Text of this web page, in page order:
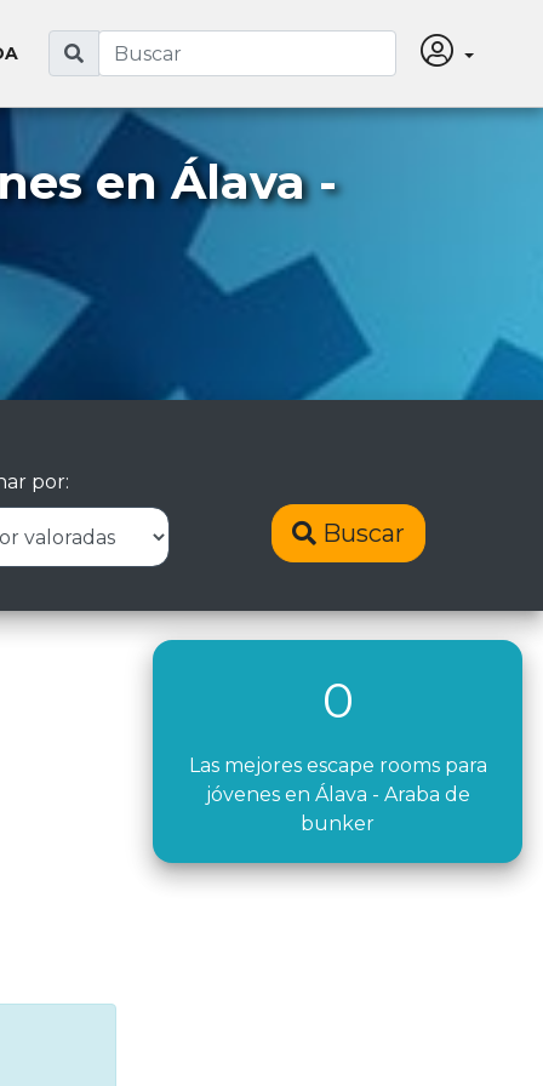
en Álava -
por:
Buscar
0
Las mejores escape rooms para
jóvenes en Álava - Araba de
bunker